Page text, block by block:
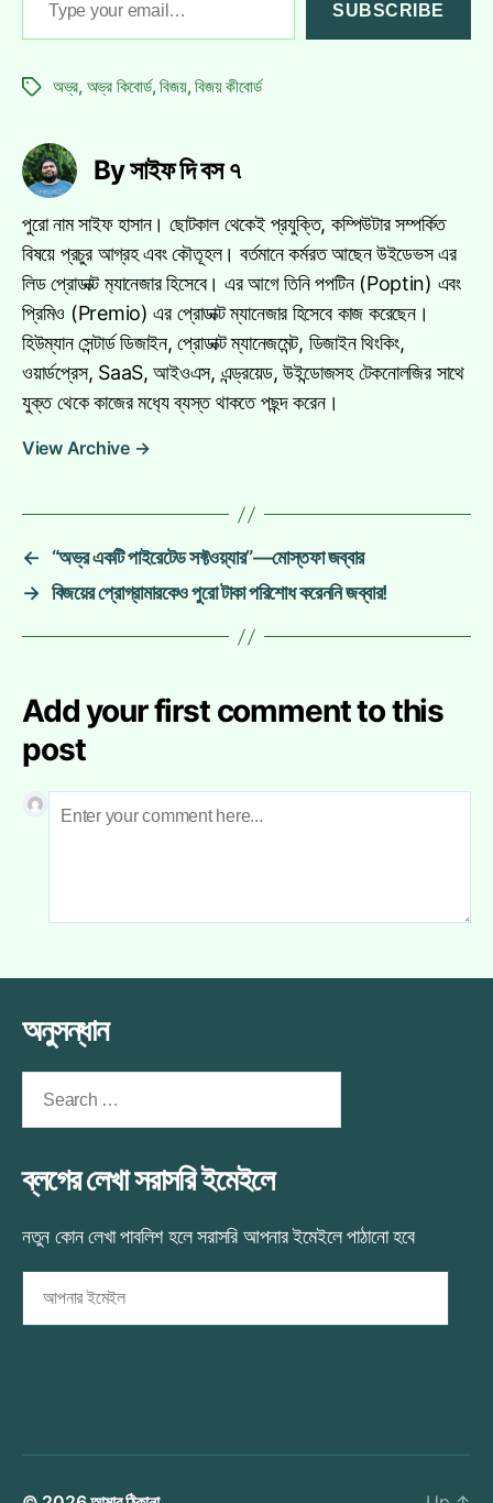
SUBSCRIBE
Tagsঅভ্র, অভ্র কিবোর্ড,বিজয়,বিজয় কীবোর্ড
By সাইফ দি বস ৭
পুরো নাম সাইফ হাসান। ছোটকাল থেকেই প্রযুক্তি, কম্পিউটার সম্পর্কিত
বিষয়ে প্রচুর আগ্রহ এবং কৌতূহল। বর্তমানে কর্মরত আছেন উইডেভস এর
লিড প্রোডাক্ট ম‍্যানেজার হিসেবে। এর আগে তিনি পপটিন (Poptin) এবং
প্রিমিও (Premio) এর প্রোডাক্ট ম্যানেজার হিসেবে কাজ করেছেন।
হিউম্যান সেন্টার্ড ডিজাইন, প্রোডাক্ট ম্যানেজমেন্ট, ডিজাইন থিংকিং,
ওয়ার্ডপ্রেস, SaaS, আইওএস, এন্ড্রয়েড, উইন্ডোজসহ টেকনোলজির সাথে
যুক্ত থেকে কাজের মধ‍্যে ব্যস্ত থাকতে পছন্দ করেন।
View Archive →
←
“অভ্র একটি পাইরেটেড সফ্টওয়্যার”—মোস্তফা জব্বার
→ বিজয়ের প্রোগ্রামারকেও পুরো টাকা পরিশোধ করেননি জব্বার!
Add your first comment to this
post
অনুসন্ধান
ব্লগের লেখা সরাসরি ইমেইলে
নতুন কোন লেখা পাবলিশ হলে সরাসরি আপনার ইমেইলে পাঠানো হবে
ইমেইল